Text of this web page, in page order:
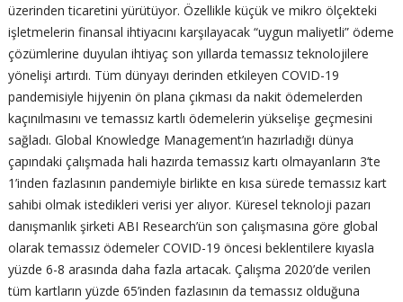
üzerinden ticaretini yürütüyor. Özellikle küçük ve mikro ölçekteki
işletmelerin finansal ihtiyacını karşılayacak “uygun maliyetli” ödeme
çözümlerine duyulan ihtiyaç son yıllarda temassız teknolojilere
yönelişi artırdı. Tüm dünyayı derinden etkileyen COVID-19
pandemisiyle hijyenin ön plana çıkması da nakit ödemelerden
kaçınılmasını ve temassız kartlı ödemelerin yükselişe geçmesini
sağladı. Global Knowledge Management’ın hazırladığı dünya
çapındaki çalışmada hali hazırda temassız kartı olmayanların 3’te
1’inden fazlasının pandemiyle birlikte en kısa sürede temassız kart
sahibi olmak istedikleri verisi yer alıyor. Küresel teknoloji pazarı
danışmanlık şirketi ABI Research’ün son çalışmasına göre global
olarak temassız ödemeler COVID-19 öncesi beklentilere kıyasla
yüzde 6-8 arasında daha fazla artacak. Çalışma 2020’de verilen
tüm kartların yüzde 65’inden fazlasının da temassız olduğuna